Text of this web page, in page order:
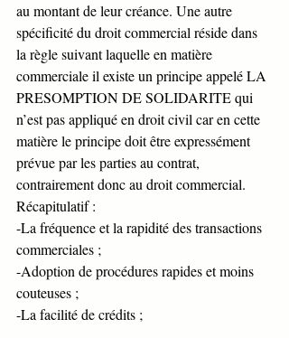
au montant de leur créance. Une autre
spécificité du droit commercial réside dans
la règle suivant laquelle en matière
commerciale il existe un principe appelé LA
PRESOMPTION DE SOLIDARITE qui
n’est pas appliqué en droit civil car en cette
matière le principe doit être expressément
prévue par les parties au contrat,
contrairement donc au droit commercial.
Récapitulatif :
-La fréquence et la rapidité des transactions
commerciales ;
-Adoption de procédures rapides et moins
couteuses ;
-La facilité de crédits ;